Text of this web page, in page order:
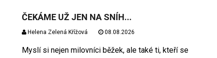
ČEKÁME UŽ JEN NA SNÍH...
Helena Zelená Křížová 08.08.2026
Myslí si nejen milovníci běžek, ale také ti, kteří se